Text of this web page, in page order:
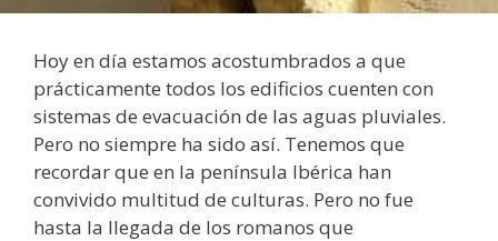
Hoy en día estamos acostumbrados a que
prácticamente todos los edificios cuenten con
sistemas de evacuación de las aguas pluviales.
Pero no siempre ha sido así. Tenemos que
recordar que en la península Ibérica han
convivido multitud de culturas. Pero no fue
hasta la llegada de los romanos que